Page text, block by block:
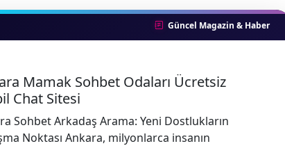
Güncel Magazin & Haber
Mamak Sohbet Odaları Ücretsiz
Chat Sitesi
Sohbet Arkadaş Arama: Yeni Dostlukların
Noktası Ankara, milyonlarca insanın